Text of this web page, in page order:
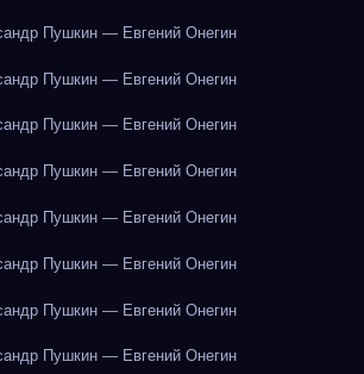
Пушкин — Евгений Онегин
Пушкин — Евгений Онегин
Пушкин — Евгений Онегин
Пушкин — Евгений Онегин
Пушкин — Евгений Онегин
Пушкин — Евгений Онегин
Пушкин — Евгений Онегин
Пушкин — Евгений Онегин